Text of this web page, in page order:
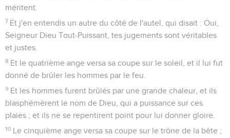
méritent.
7 Et j'en entendis un autre du côté de l'autel, qui disait : Oui,
Seigneur Dieu Tout-Puissant, tes jugements sont véritables
et justes.
8 Et le quatrième ange versa sa coupe sur le soleil, et il lui fut
donné de brûler les hommes par le feu.
9 Et les hommes furent brûlés par une grande chaleur, et ils
blasphémèrent le nom de Dieu, qui a puissance sur ces
plaies ; et ils ne se repentirent point pour lui donner gloire.
10 Le cinquième ange versa sa coupe sur le trône de la bête ;